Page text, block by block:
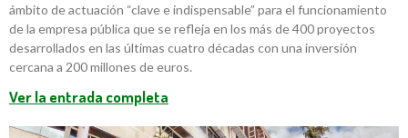
ámbito de actuación “clave e indispensable” para el funcionamiento
de la empresa pública que se refleja en los más de 400 proyectos
desarrollados en las últimas cuatro décadas con una inversión
cercana a 200 millones de euros.
Ver la entrada completa